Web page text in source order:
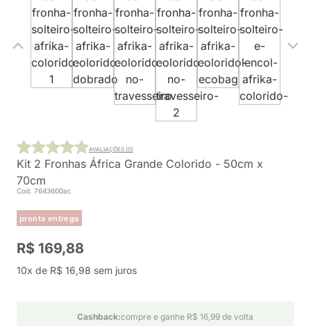
Kit 2 Fronhas África Grande Colorido - 50cm x
70cm
Cod. 7643600ac
pronta entrega
AVALIAÇÕES (0)
R$ 169,88
10x de R$ 16,98 sem juros
Cashback:compre e ganhe R$ 16,99 de volta